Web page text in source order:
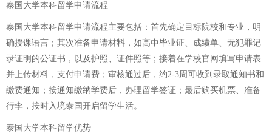
泰国大学本科留学申请流程
泰国大学本科留学申请流程主要包括：首先确定目标院校和专业，明
确授课语言；其次准备申请材料，如高中毕业证、成绩单、无犯罪记
录证明的公证书，以及护照、证件照等；接着在学校官网填写申请表
并上传材料，支付申请费；审核通过后，约2-3周可收到录取通知书和
缴费通知；按通知缴纳学费后，办理留学签证；最后购买机票、准备
行李，按时入境泰国开启留学生活。
泰国大学本科留学优势